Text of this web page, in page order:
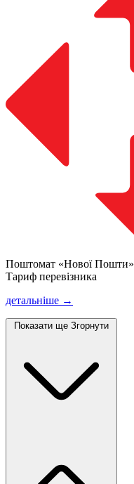
Поштомат «Нової Пошти»
Тариф перевізника
детальніше →
Показати ще Згорнути